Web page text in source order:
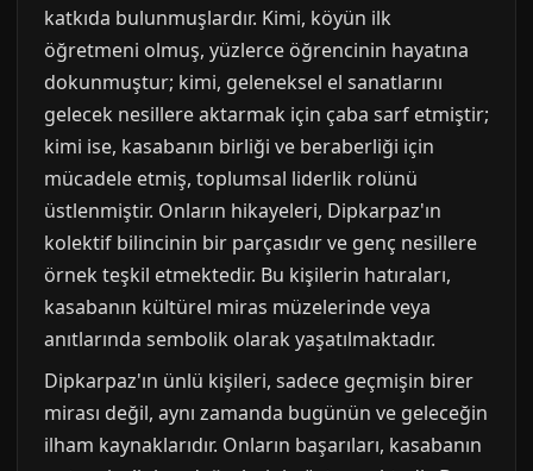
katkıda bulunmuşlardır. Kimi, köyün ilk
öğretmeni olmuş, yüzlerce öğrencinin hayatına
dokunmuştur; kimi, geleneksel el sanatlarını
gelecek nesillere aktarmak için çaba sarf etmiştir;
kimi ise, kasabanın birliği ve beraberliği için
mücadele etmiş, toplumsal liderlik rolünü
üstlenmiştir. Onların hikayeleri, Dipkarpaz'ın
kolektif bilincinin bir parçasıdır ve genç nesillere
örnek teşkil etmektedir. Bu kişilerin hatıraları,
kasabanın kültürel miras müzelerinde veya
anıtlarında sembolik olarak yaşatılmaktadır.
Dipkarpaz'ın ünlü kişileri, sadece geçmişin birer
mirası değil, aynı zamanda bugünün ve geleceğin
ilham kaynaklarıdır. Onların başarıları, kasabanın